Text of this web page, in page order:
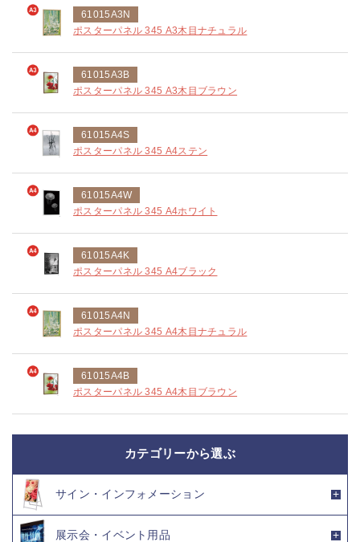
61015A3N
ポスターパネル 345 A3木目ナチュラル
61015A3B
ポスターパネル 345 A3木目ブラウン
61015A4S
ポスターパネル 345 A4ステン
61015A4W
ポスターパネル 345 A4ホワイト
61015A4K
ポスターパネル 345 A4ブラック
61015A4N
ポスターパネル 345 A4木目ナチュラル
61015A4B
ポスターパネル 345 A4木目ブラウン
カテゴリーから選ぶ
サイン・インフォメーション
展示会・イベント用品